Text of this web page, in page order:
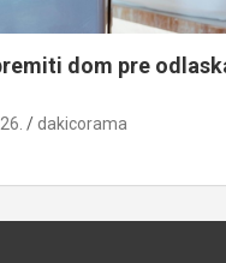
dom pre
dakicorama